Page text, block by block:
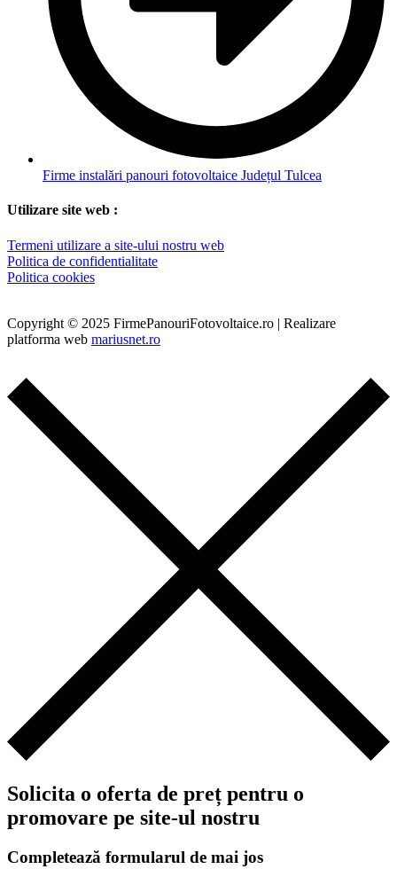
Firme instalări panouri fotovoltaice Județul Tulcea
Utilizare site web :
Termeni utilizare a site-ului nostru web
Politica de confidentialitate
Politica cookies
Copyright © 2025 FirmePanouriFotovoltaice.ro | Realizare
platforma web mariusnet.ro
Solicita o oferta de preț pentru o
promovare pe site-ul nostru
Completează formularul de mai jos